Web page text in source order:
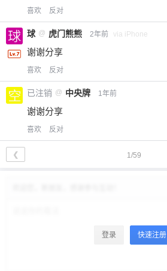
喜欢 反对
球 @ 虎门熊熊 2年前 via iPhone
谢谢分享
喜欢 反对
已注销 @ 中央牌 1年前
谢谢分享
喜欢 反对
1/59
❮
登录 快速注册